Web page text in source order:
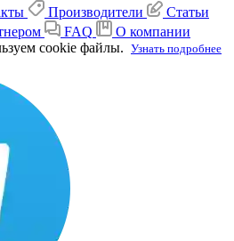
Производители
Статьи
FAQ
О компании
cookie файлы. Узнать подробнее